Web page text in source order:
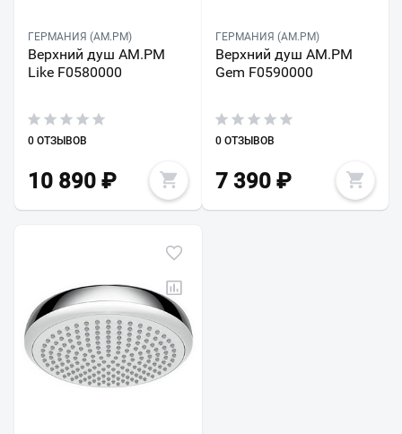
ГЕРМАНИЯ (AM.PM)
Верхний душ AM.PM
Like F0580000
0 ОТЗЫВОВ
10 890 ₽
ГЕРМАНИЯ (AM.PM)
Верхний душ AM.PM
Gem F0590000
0 ОТЗЫВОВ
7 390₽